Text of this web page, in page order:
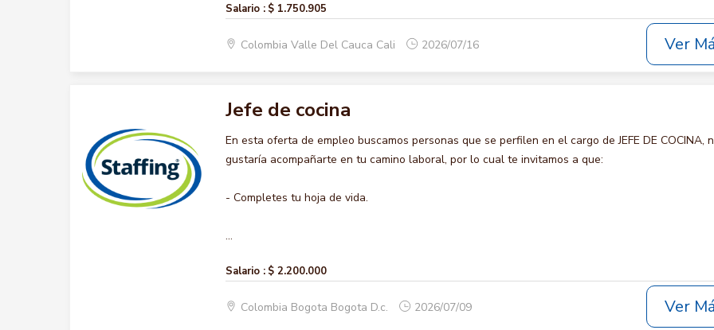
Salario : $ 1.750.905
Colombia Valle Del Cauca Cali 2026/07/16 Ver
Jefe de cocina
En esta oferta de empleo buscamos personas que se perfilen en el cargo de JEFE DE COCINA,
gustaría acompañarte en tu camino laboral, por lo cual te invitamos a que:
- Completes tu hoja de vida.
...
Salario : $ 2.200.000
Colombia Bogota Bogota D.c. 2026/07/09 Ver